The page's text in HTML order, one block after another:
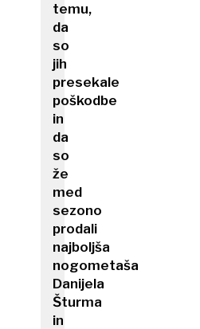
temu,
da
so
jih
presekale
poškodbe
in
da
so
že
med
sezono
prodali
najboljša
nogometaša
Danijela
Šturma
in